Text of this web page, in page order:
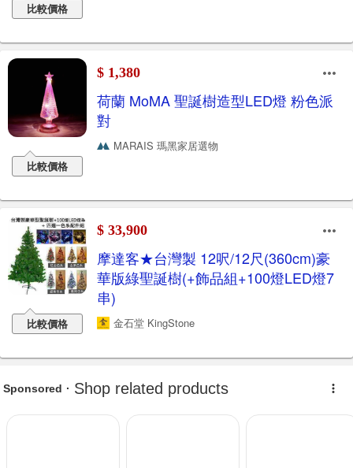
比較價格
比較價格
$ 1,380
荷蘭 MoMA 聖誕樹造型LED燈 粉色派
對
MARAIS 瑪黑家居選物
比較價格
$ 33,900
摩達客★台灣製 12呎/12尺(360cm)豪
華版綠聖誕樹(+飾品組+100燈LED燈7
串)
金石堂 KingStone